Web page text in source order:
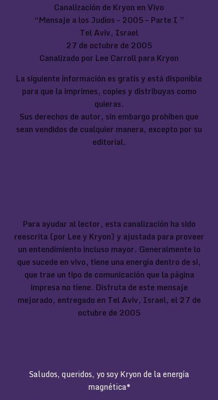
Canalización de Kryon en Vivo
“Mensaje a los Judíos – 2005 – Parte I ”
Tel Aviv, Israel
27 de octubre de 2005
Canalizado por Lee Carroll para Kryon
La siguiente información es gratis y está disponible
para que la imprimes, copies y distribuyas como
quieras.
Sus derechos de autor, sin embargo prohiben que
sean vendidos de cualquier manera, excepto por su
editorial.
Para ayudar al lector, esta canalización ha sido
reescrita (por Lee y Kryon) y ajustada para proveer
un entendimiento incluso mayor. Generalmente lo
que sucede en vivo, tiene una energía dentro de si,
que trae un tipo de comunicación que la página
impresa no tiene. Disfruta de este mensaje
mejorado, entregado en Tel Aviv, Israel, el 27 de
octubre de 2005
Saludos, queridos, yo soy Kryon de la energía
magnética*